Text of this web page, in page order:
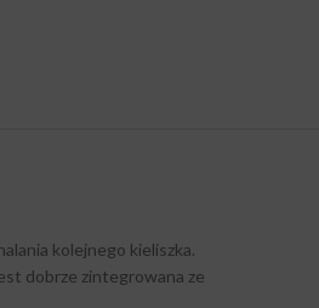
kolejnego kieliszka.
dobrze zintegrowana ze